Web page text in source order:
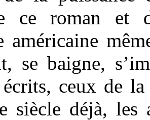
ce roman et
américaine
se baigne,
ceux de
siècle déjà, les